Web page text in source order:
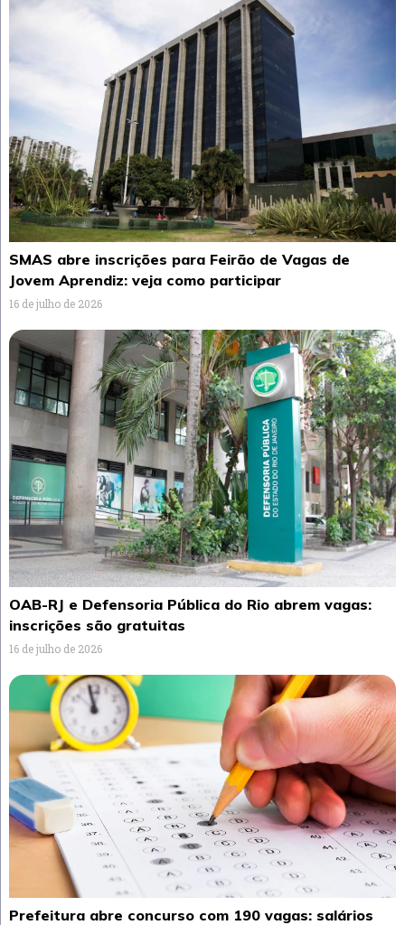
SMAS abre inscrições para Feirão de Vagas de
Jovem Aprendiz: veja como participar
16 de julho de 2026
OAB-RJ e Defensoria Pública do Rio abrem vagas:
inscrições são gratuitas
16 de julho de 2026
Prefeitura abre concurso com 190 vagas: salários